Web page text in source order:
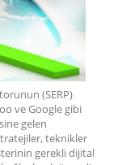
(SERP)
ve Google gibi
gelen
teknikler
gerekli dijital